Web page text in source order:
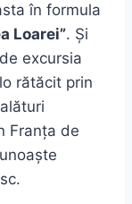
în formula
Loarei”. Și
excursia
rătăcit prin
Franța de